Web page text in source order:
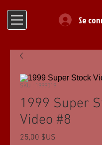
Se
SKU : 1999019
1999 Super
Video #8
25,00 $US